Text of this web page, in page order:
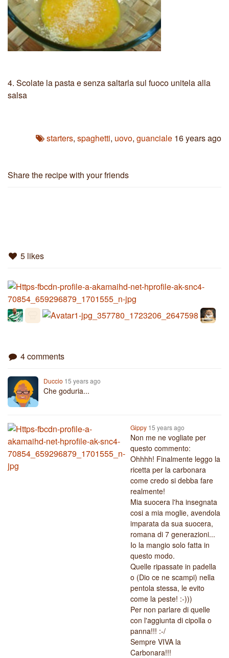
4. Scolate la pasta e senza saltarla sul fuoco unitela alla
salsa
starters, spaghetti, uovo, guanciale 16 years ago
Share the recipe with your friends
5 likes
4 comments
Duccio 15 years ago
Che goduria...
Gippy 15 years ago
Non me ne vogliate per
questo commento:
Ohhhh! Finalmente leggo la
ricetta per la carbonara
come credo si debba fare
realmente!
Mia suocera l'ha insegnata
cosi a mia moglie, avendola
imparata da sua suocera,
romana di 7 generazioni...
Io la mangio solo fatta in
questo modo.
Quelle ripassate in padella
o (Dio ce ne scampi) nella
pentola stessa, le evito
come la peste! :-)))
Per non parlare di quelle
con l'aggiunta di cipolla o
panna!!! :-/
Sempre VIVA la
Carbonara!!!